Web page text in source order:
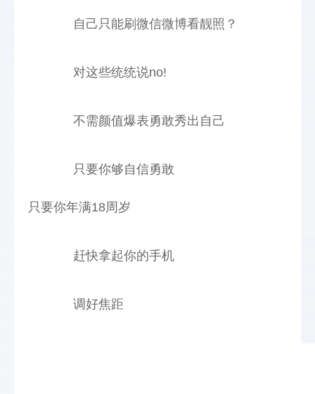
自己只能刷微信微博看靓照？
对这些统统说no!
不需颜值爆表勇敢秀出自己
只要你够自信勇敢
只要你年满18周岁
赶快拿起你的手机
调好焦距